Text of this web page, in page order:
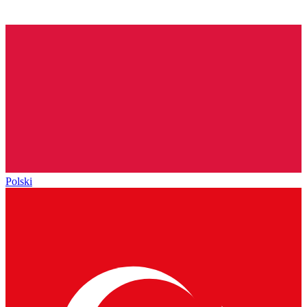
Polski